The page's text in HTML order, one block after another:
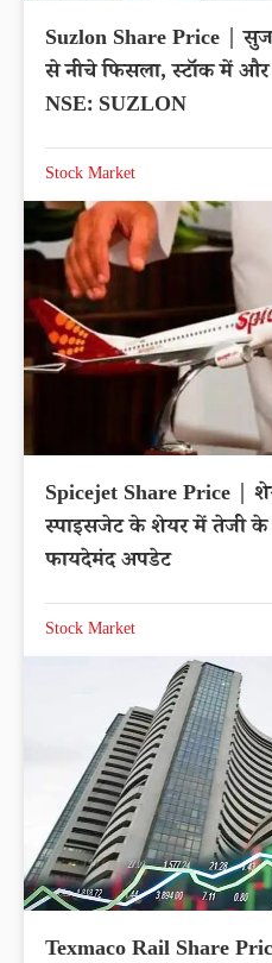
Suzlon Share Price |
से नीचे फिसला, स्टॉक में और
NSE: SUZLON
Stock Market
Spicejet Share Price |
स्पाइसजेट के शेयर में तेजी
फायदेमंद अपडेट
Stock Market
Texmaco Rail Share